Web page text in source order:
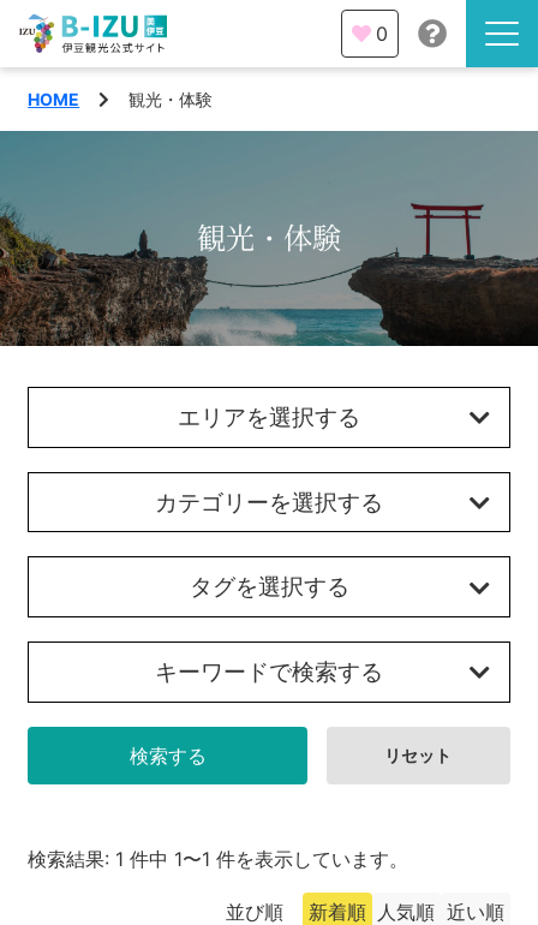
伊豆半島を知る
みる
あそぶ
あじわう
観光・体験
イベント
沼津市
三島市
函南町
西伊豆町
特集
AIルートプランナー
日本語
合同会社説明会
伊豆ワーケーション
0
HOME 観光・体験
観光・体験
エリアを選択する
カテゴリーを選択する
タグを選択する
キーワードで検索する
検索結果: 1 件中 1〜1 件を表示しています。
並び順 新着順 人気順 近い順